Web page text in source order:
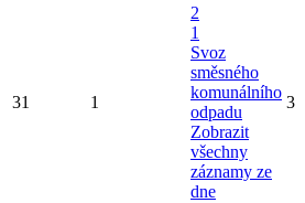
31 1
2
1
Svoz
směsného
komunálního
odpadu
Zobrazit
všechny
záznamy ze
dne
3